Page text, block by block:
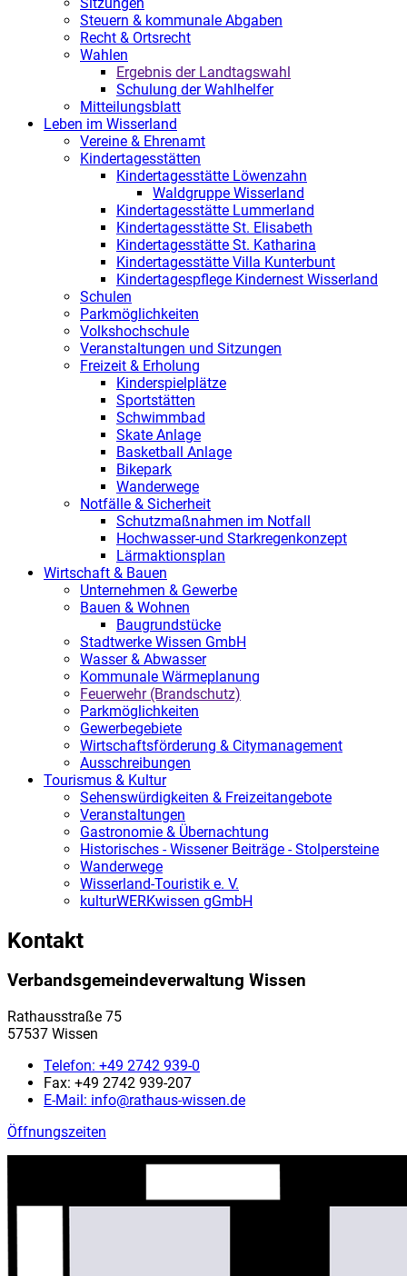
Steuern & kommunale Abgaben
Recht & Ortsrecht
Wahlen
Ergebnis der Landtagswahl
Schulung der Wahlhelfer
Mitteilungsblatt
Leben im Wisserland
Vereine & Ehrenamt
Kindertagesstätten
Kindertagesstätte Löwenzahn
Waldgruppe Wisserland
Kindertagesstätte Lummerland
Kindertagesstätte St. Elisabeth
Kindertagesstätte St. Katharina
Kindertagesstätte Villa Kunterbunt
Kindertagespflege Kindernest Wisserland
Schulen
Parkmöglichkeiten
Volkshochschule
Veranstaltungen und Sitzungen
Freizeit & Erholung
Kinderspielplätze
Sportstätten
Schwimmbad
Skate Anlage
Basketball Anlage
Bikepark
Wanderwege
Notfälle & Sicherheit
Schutzmaßnahmen im Notfall
Hochwasser-und Starkregenkonzept
Lärmaktionsplan
Wirtschaft & Bauen
Unternehmen & Gewerbe
Bauen & Wohnen
Baugrundstücke
Stadtwerke Wissen GmbH
Wasser & Abwasser
Kommunale Wärmeplanung
Feuerwehr (Brandschutz)
Parkmöglichkeiten
Gewerbegebiete
Wirtschaftsförderung & Citymanagement
Ausschreibungen
Tourismus & Kultur
Sehenswürdigkeiten & Freizeitangebote
Veranstaltungen
Gastronomie & Übernachtung
Historisches - Wissener Beiträge - Stolpersteine
Wanderwege
Wisserland-Touristik e. V.
kulturWERKwissen gGmbH
Kontakt
Verbandsgemeindeverwaltung Wissen
Rathausstraße 75
57537 Wissen
Telefon: +49 2742 939-0
Fax: +49 2742 939-207
E-Mail: info@rathaus-wissen.de
Öffnungszeiten